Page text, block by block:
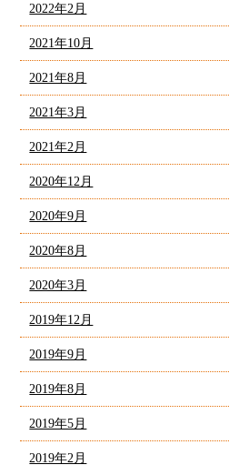
2022年2月
2021年10月
2021年8月
2021年3月
2021年2月
2020年12月
2020年9月
2020年8月
2020年3月
2019年12月
2019年9月
2019年8月
2019年5月
2019年2月